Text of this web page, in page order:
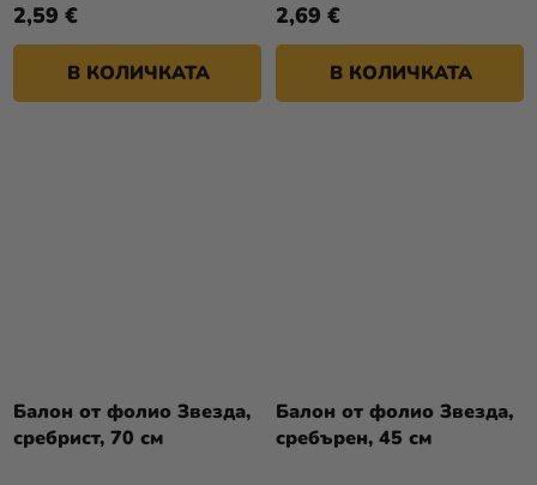
2,59 €
В КОЛИЧКАТА
2,69 €
В КОЛИЧКАТА
Балон от фолио Звезда,
сребрист, 70 см
Балон от фолио Звезда,
сребърен, 45 см